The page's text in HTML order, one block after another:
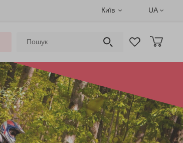
Київ UA